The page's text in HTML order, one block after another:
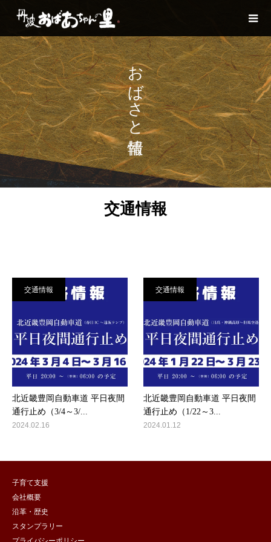
おばさと情報
交通情報
交通情報
北近畿豊岡自動車道 平日夜間
通行止め（3/4～3/...
2024.02.16
交通情報
北近畿豊岡自動車道 平日夜間
通行止め（1/22～3...
2024.01.12
子育て支援
会社概要
沿革・歴史
スタンプラリー